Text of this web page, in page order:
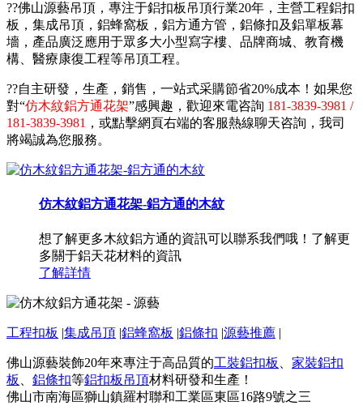
??佛山源藝吊頂，專注于鋁扣板吊頂行業20年，主營工程鋁扣
板，集成吊頂，鋁蜂窩板，鋁方通方管，鋁條扣及鋁單板幕
墻，產品廣泛應用于眾多大小型寫字樓、品牌商城、教育機
構、醫療康復工程等吊頂工程。
??自主研發，生產，銷售，一站式采購節省20%成本！如果您
對“仿木紋鋁方通花架”感興趣，歡迎來電咨詢 181-3839-3981 /
181-3839-3981 ，或點擊網頁右端的客服熱線聊天咨詢，我司
將竭誠為您服務。
仿木紋鋁方通花架-鋁方通的木紋
想了解更多木紋鋁方通的資訊可以聯系我們哦！了解更
多關于鋁天花材料的資訊
了解詳情
工程扣板 |集成吊頂 |鋁蜂窩板 |鋁條扣 |源藝推薦 |
佛山源藝裝飾20年來專注于高品質的工裝鋁扣板
家裝鋁扣
板
鋁條扣等鋁扣板吊頂材料研發和生產！
佛山市南海區獅山鎮羅村聯和工業區東區16路9號之三